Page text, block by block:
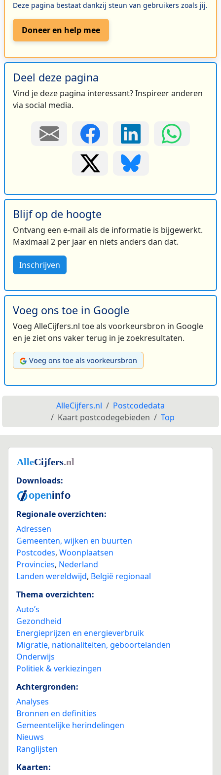
Deze pagina bestaat dankzij steun van gebruikers zoals jij.
Doneer en help mee
Deel deze pagina
Vind je deze pagina interessant? Inspireer anderen
via social media.
Blijf op de hoogte
Ontvang een e-mail als de informatie is bijgewerkt.
Maximaal 2 per jaar en niets anders dan dat.
Inschrijven
Voeg ons toe in Google
Voeg AlleCijfers.nl toe als voorkeursbron in Google
en je ziet ons vaker terug in je zoekresultaten.
Voeg ons toe als voorkeursbron
AlleCijfers.nl
Postcodedata
Kaart postcodegebieden
Top
Downloads:
Regionale overzichten:
Adressen
Gemeenten, wijken en buurten
Postcodes, Woonplaatsen
Provincies, Nederland
Landen wereldwijd, België regionaal
Thema overzichten:
Auto’s
Gezondheid
Energieprijzen en energieverbruik
Migratie, nationaliteiten, geboortelanden
Onderwijs
Politiek & verkiezingen
Achtergronden:
Analyses
Bronnen en definities
Gemeentelijke herindelingen
Nieuws
Ranglijsten
Kaarten: